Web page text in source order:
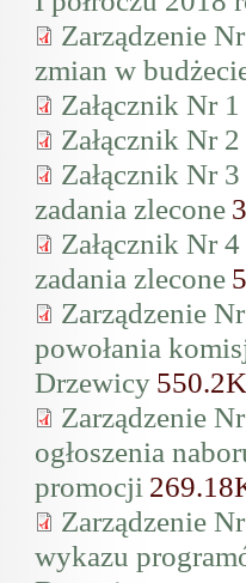
Zarządzenie
zmian w
Załącznik Nr
Załącznik Nr
Załącznik Nr
zadania zlecone
Załącznik Nr
zadania zlecone
Zarządzenie
powołania
Drzewicy
Zarządzenie
ogłoszenia
promocji
Zarządzenie
wykazu